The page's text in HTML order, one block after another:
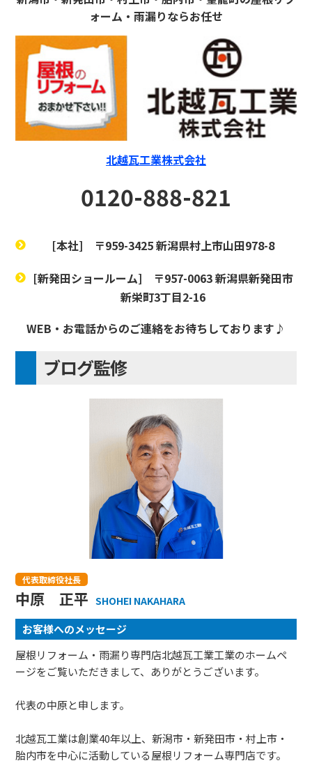
ォーム・雨漏りならお任せ
北越瓦工業株式会社
0120-888-821
[本社]
〒959-3425 新潟県村上市山田978-8
[新発田ショールーム]
〒957-0063 新潟県新発田市
新栄町3丁目2-16
WEB・お電話からのご連絡をお待ちしております♪
ブログ監修
代表取締役社長
中原 正平 SHOHEI NAKAHARA
お客様へのメッセージ
屋根リフォーム・雨漏り専門店北越瓦工業工業のホームペ
ージをご覧いただきまして、ありがとうございます。
代表の中原と申します。
北越瓦工業は創業40年以上、新潟市・新発田市・村上市・
胎内市を中心に活動している屋根リフォーム専門店です。